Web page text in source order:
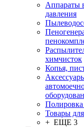
Аппараты
давления
химчисток
Копья,
Товары
+ ЕЩЕ 3